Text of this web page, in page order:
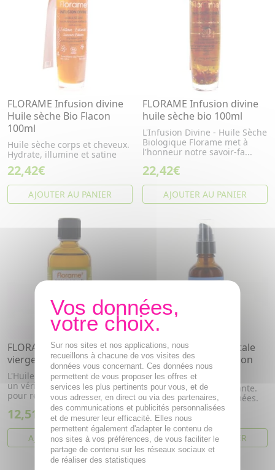
FLORAME Infusion divine
Huile sèche Bio Flacon
100ml
Huile sèche corps et cheveux.
Hydrate, illumine et satine
22,42€
AJOUTER AU PANIER
FLORAME Infusion divine
huile sèche bio 100ml
L'Infusion Divine - Huile Sèche
Biologique Florame met à
l'honneur notre savoir-fa...
22,42€
AJOUTER AU PANIER
FLORAME Huile végétale
vierge jojoba bio 100ml
L'Huile Végétale de Jojoba est
un véritable trésor de beauté
pour rééquilibrer tou...
12,51€
AJOUTER AU PANIER
FLORAME Huile végétale
vierge bio nigelle flacon
pompe 50ml
Huile de Nigelle. Apaisante.
Peaux sensibles et abîmées.
9,38€
AJOUTER AU PANIER
Sur nos sites et nos applications, nous
recueillons à chacune de vos visites des
données vous concernant. Ces données nous
permettent de vous proposer les offres et
services les plus pertinents pour vous, et de
vous adresser, en direct ou via des partenaires,
des communications et publicités personnalisées
et de mesurer leur efficacité. Elles nous
permettent également d'adapter le contenu de
nos sites à vos préférences, de vous faciliter le
partage de contenu sur les réseaux sociaux et
de réaliser des statistiques